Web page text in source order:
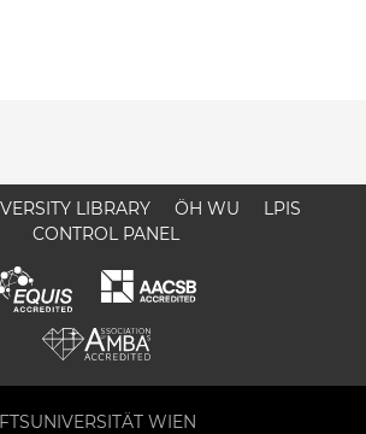
LIBRARY ÖH WU
LPIS
CONTROL PANEL
WIEN